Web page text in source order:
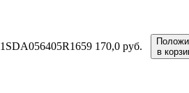
1SDA056405R1659 170,0 руб.
в